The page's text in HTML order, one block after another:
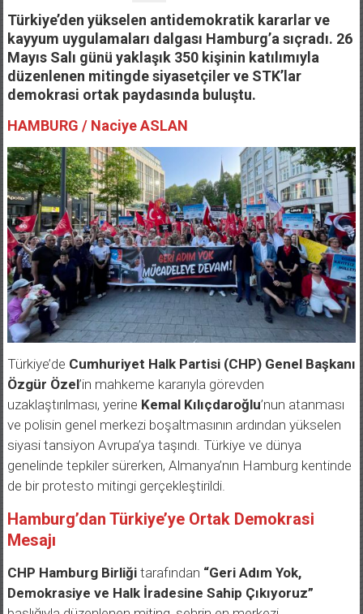
Türkiye’den yükselen antidemokratik kararlar ve
kayyum uygulamaları dalgası Hamburg’a sıçradı. 26
Mayıs Salı günü yaklaşık 350 kişinin katılımıyla
düzenlenen mitingde siyasetçiler ve STK’lar
demokrasi ortak paydasında buluştu.
HAMBURG / Naciye ASLAN
Türkiye’de
Cumhuriyet Halk Partisi (CHP) Genel Başkanı
Özgür Özel’in mahkeme kararıyla görevden
uzaklaştırılması, yerine Kemal Kılıçdaroğlu ’nun atanması
ve polisin genel merkezi boşaltmasının ardından yükselen
siyasi tansiyon Avrupa’ya taşındı. Türkiye ve dünya
genelinde tepkiler sürerken, Almanya’nın Hamburg kentinde
de bir protesto mitingi gerçekleştirildi.
Hamburg’dan Türkiye’ye Ortak Demokrasi
Mesajı
CHP Hamburg Birliği tarafından “Geri Adım Yok,
Demokrasiye ve Halk İradesine Sahip Çıkıyoruz”
başlığıyla düzenlenen miting, şehrin en merkezi